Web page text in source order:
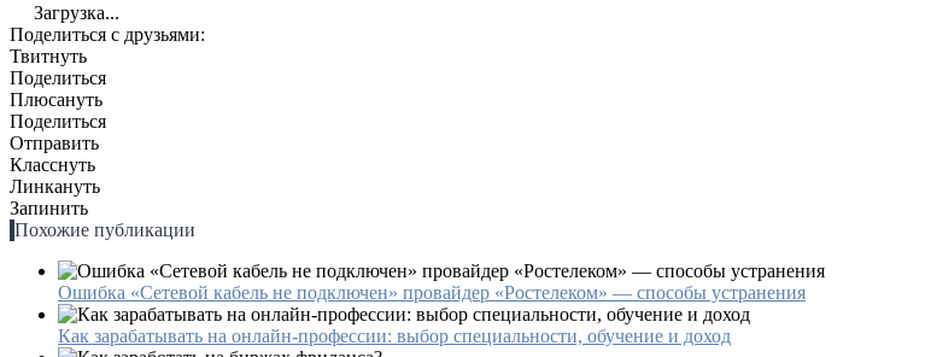
Загрузка...
Поделиться с друзьями:
Твитнуть
Поделиться
Плюсануть
Поделиться
Отправить
Класснуть
Линкануть
Запинить
Похожие публикации
Ошибка «Сетевой кабель не подключен» провайдер «Ростелеком» — способы устранения
Как зарабатывать на онлайн-профессии: выбор специальности, обучение и доход